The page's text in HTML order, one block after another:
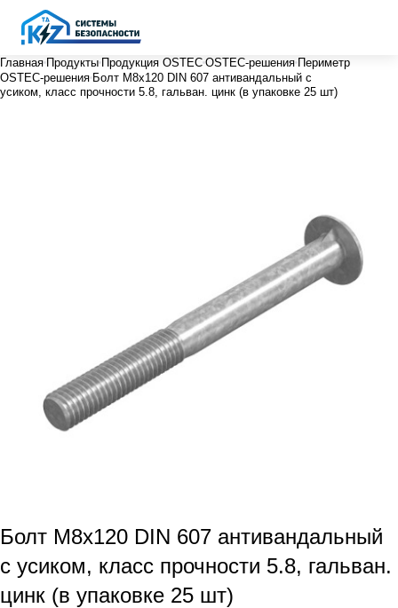
Главная Продукты Продукция OSTEC OSTEC-решения Периметр
OSTEC-решения Болт М8х120 DIN 607 антивандальный с
усиком, класс прочности 5.8, гальван. цинк (в упаковке 25 шт)
Болт М8х120 DIN 607 антивандальный
с усиком, класс прочности 5.8, гальван.
цинк (в упаковке 25 шт)